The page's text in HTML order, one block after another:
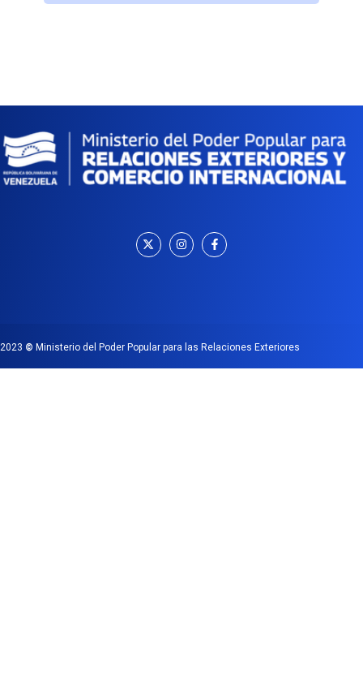
2023 © Ministerio del Poder Popular para las Relaciones Exteriores